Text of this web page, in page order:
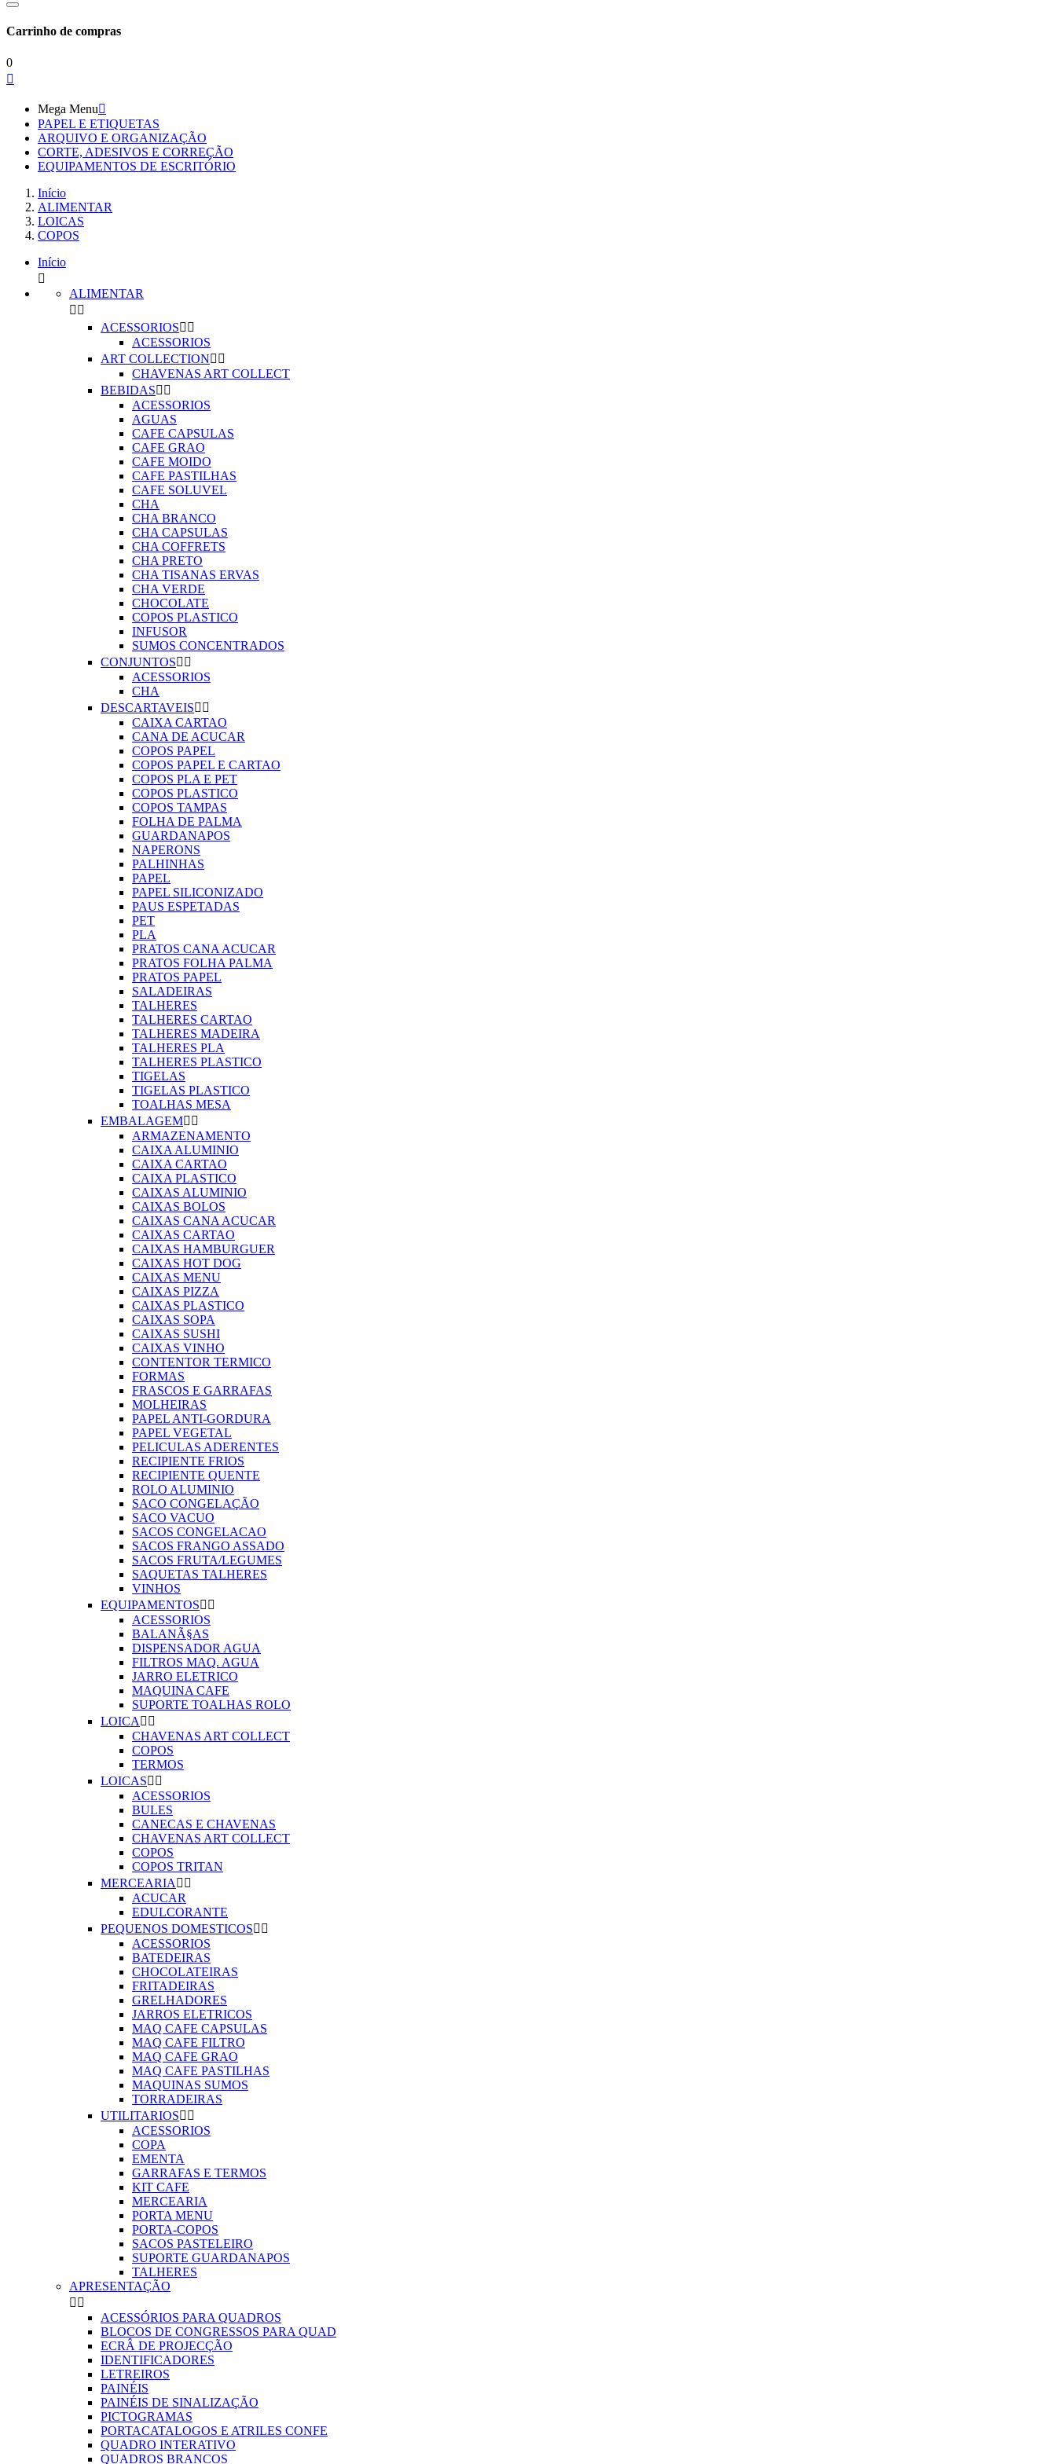
Carrinho de compras
0

Mega Menu
PAPEL E ETIQUETAS
ARQUIVO E ORGANIZAÇÃO
CORTE, ADESIVOS E CORREÇÃO
EQUIPAMENTOS DE ESCRITÓRIO
Início
ALIMENTAR
LOICAS
COPOS
Início

ALIMENTAR
 
ACESSORIOS 
ACESSORIOS
ART COLLECTION 
CHAVENAS ART COLLECT
BEBIDAS 
ACESSORIOS
AGUAS
CAFE CAPSULAS
CAFE GRAO
CAFE MOIDO
CAFE PASTILHAS
CAFE SOLUVEL
CHA
CHA BRANCO
CHA CAPSULAS
CHA COFFRETS
CHA PRETO
CHA TISANAS ERVAS
CHA VERDE
CHOCOLATE
COPOS PLASTICO
INFUSOR
SUMOS CONCENTRADOS
CONJUNTOS 
ACESSORIOS
CHA
DESCARTAVEIS 
CAIXA CARTAO
CANA DE ACUCAR
COPOS PAPEL
COPOS PAPEL E CARTAO
COPOS PLA E PET
COPOS PLASTICO
COPOS TAMPAS
FOLHA DE PALMA
GUARDANAPOS
NAPERONS
PALHINHAS
PAPEL
PAPEL SILICONIZADO
PAUS ESPETADAS
PET
PLA
PRATOS CANA ACUCAR
PRATOS FOLHA PALMA
PRATOS PAPEL
SALADEIRAS
TALHERES
TALHERES CARTAO
TALHERES MADEIRA
TALHERES PLA
TALHERES PLASTICO
TIGELAS
TIGELAS PLASTICO
TOALHAS MESA
EMBALAGEM 
ARMAZENAMENTO
CAIXA ALUMINIO
CAIXA CARTAO
CAIXA PLASTICO
CAIXAS ALUMINIO
CAIXAS BOLOS
CAIXAS CANA ACUCAR
CAIXAS CARTAO
CAIXAS HAMBURGUER
CAIXAS HOT DOG
CAIXAS MENU
CAIXAS PIZZA
CAIXAS PLASTICO
CAIXAS SOPA
CAIXAS SUSHI
CAIXAS VINHO
CONTENTOR TERMICO
FORMAS
FRASCOS E GARRAFAS
MOLHEIRAS
PAPEL ANTI-GORDURA
PAPEL VEGETAL
PELICULAS ADERENTES
RECIPIENTE FRIOS
RECIPIENTE QUENTE
ROLO ALUMINIO
SACO CONGELAÇÃO
SACO VACUO
SACOS CONGELACAO
SACOS FRANGO ASSADO
SACOS FRUTA/LEGUMES
SAQUETAS TALHERES
VINHOS
EQUIPAMENTOS 
ACESSORIOS
BALANÃ§AS
DISPENSADOR AGUA
FILTROS MAQ. AGUA
JARRO ELETRICO
MAQUINA CAFE
SUPORTE TOALHAS ROLO
LOICA  
CHAVENAS ART COLLECT
COPOS
TERMOS
LOICAS 
ACESSORIOS
BULES
CANECAS E CHAVENAS
CHAVENAS ART COLLECT
COPOS
COPOS TRITAN
MERCEARIA  
ACUCAR
EDULCORANTE
PEQUENOS DOMESTICOS 
ACESSORIOS
BATEDEIRAS
CHOCOLATEIRAS
FRITADEIRAS
GRELHADORES
JARROS ELETRICOS
MAQ CAFE CAPSULAS
MAQ CAFE FILTRO
MAQ CAFE GRAO
MAQ CAFE PASTILHAS
MAQUINAS SUMOS
TORRADEIRAS
UTILITARIOS 
ACESSORIOS
COPA
EMENTA
GARRAFAS E TERMOS
KIT CAFE
MERCEARIA
PORTA MENU
PORTA-COPOS
SACOS PASTELEIRO
SUPORTE GUARDANAPOS
TALHERES
APRESENTAÇÃO
 
ACESSÓRIOS PARA QUADROS
BLOCOS DE CONGRESSOS PARA QUAD
ECRÂ DE PROJECÇÃO
IDENTIFICADORES
LETREIROS
PAINÉIS
PAINÉIS DE SINALIZAÇÃO
PICTOGRAMAS
PORTACATALOGOS E ATRILES CONFE
QUADRO INTERATIVO
QUADROS BRANCOS